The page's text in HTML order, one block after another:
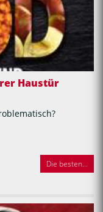
Haustür
Die besten...